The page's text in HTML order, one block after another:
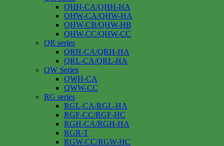
QHH-CA/QHH-HA
QHW-CA/QHW-HA
QHW-CB/QHW-HB
QHW-CC/QHW-CC
QR series
QRH-CA/QRH-HA
QRL-CA/QRL-HA
QW Series
QWH-CA
QWW-CC
RG series
RGL-CA/RGL-HA
RGF-CC/RGF-HC
RGH-CA/RGH-HA
RGR-T
RGW-CC/RGW-HC